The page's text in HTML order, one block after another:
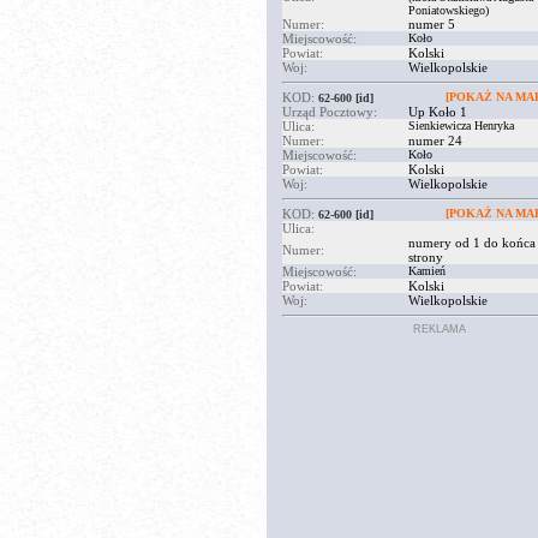
Poniatowskiego)
Numer:
numer 5
Miejscowość:
Koło
Powiat:
Kolski
Woj:
Wielkopolskie
KOD: 62-600 [id] [POKAŻ NA
Urząd Pocztowy:
Up Koło 1
Ulica:
Sienkiewicza Henryka
Numer:
numer 24
Miejscowość:
Koło
Powiat:
Kolski
Woj:
Wielkopolskie
KOD: 62-600 [id] [POKAŻ NA
Ulica:
Numer:
numery od 1 do końca
strony
Miejscowość:
Kamień
Powiat:
Kolski
Woj:
Wielkopolskie
REKLAMA